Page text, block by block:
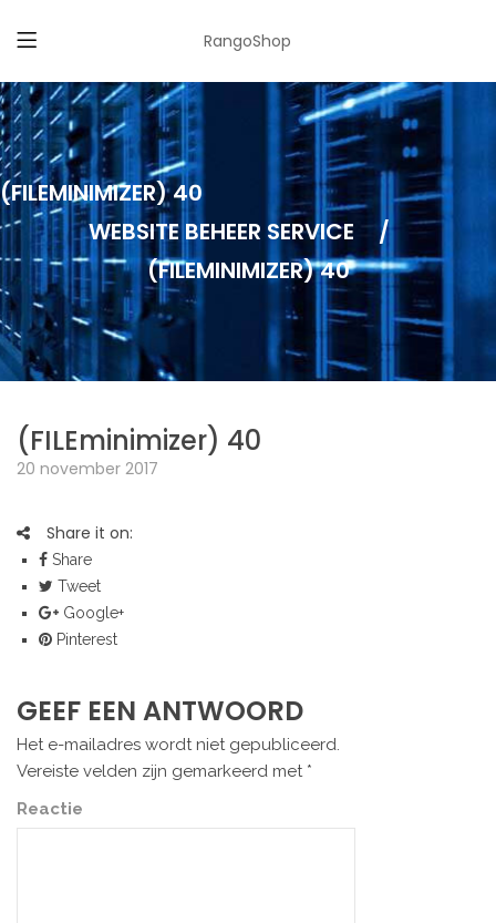
RangoShop
(FILEMINIMIZER) 40
WEBSITE BEHEER SERVICE
/
(FILEMINIMIZER) 40
(FILEminimizer) 40
20 november 2017
Share it on:
Share
Tweet
Google+
Pinterest
GEEF EEN ANTWOORD
Het e-mailadres wordt niet gepubliceerd.
Vereiste velden zijn gemarkeerd met *
Reactie